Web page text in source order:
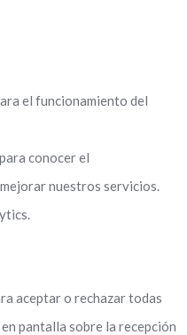
el funcionamiento del
conocer el
nuestros servicios.
aceptar o rechazar todas
pantalla sobre la recepción